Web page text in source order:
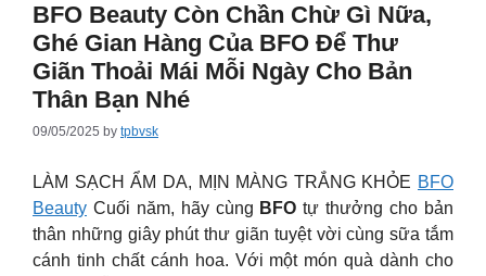
BFO Beauty Còn Chần Chừ Gì Nữa,
Ghé Gian Hàng Của BFO Để Thư
Giãn Thoải Mái Mỗi Ngày Cho Bản
Thân Bạn Nhé
09/05/2025 by tpbvsk
LÀM SẠCH ẨM DA, MỊN MÀNG TRẮNG KHỎE BFO
Beauty Cuối năm, hãy cùng BFO tự thưởng cho bản
thân những giây phút thư giãn tuyệt vời cùng sữa tắm
cánh tinh chất cánh hoa. Với một món quà dành cho